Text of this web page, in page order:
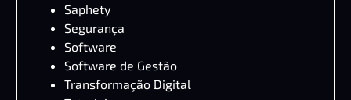
Saphety
Segurança
Software
Software de Gestão
Transformação Digital